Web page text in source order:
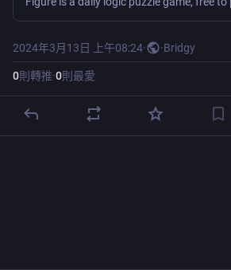
2024年3月13日 上午08:24· ·Bridgy
0則轉推·0則最愛